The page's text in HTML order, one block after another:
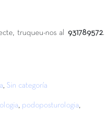
truqueu-nos al 931789572.
, Sin categoría
, podoposturologia,